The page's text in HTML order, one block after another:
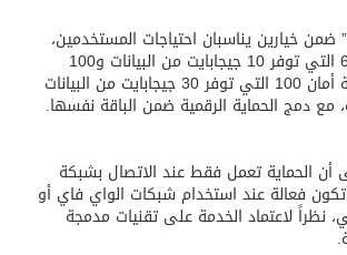
ضمن خيارين يناسبان احتياجات المستخدمين،
تشمل باقة أمان 60 التي توفر 10 جيجابايت من البيانات و100
دقيقة محلية، وباقة أمان 100 التي توفر 30 جيجابايت من البيانات
أن الحماية تعمل فقط عند الاتصال بشبكة
تكون فعالة عند استخدام شبكات الواي فاي أو
نظراً لاعتماد الخدمة على تقنيات مدمجة